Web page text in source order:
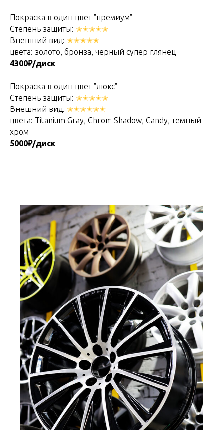
Покраска в один цвет "премиум"
Степень защиты: ✭✭✭✭✭
Внешний вид: ✭✭✭✭✭
цвета: золото, бронза, черный супер глянец
4300₽/диск
Покраска в один цвет "люкс"
Степень защиты: ✭✭✭✭✭
Внешний вид: ✭✭✭✭✭✭
цвета: Titanium Gray, Chrom Shadow, Candy, темный
хром
5000₽/диск